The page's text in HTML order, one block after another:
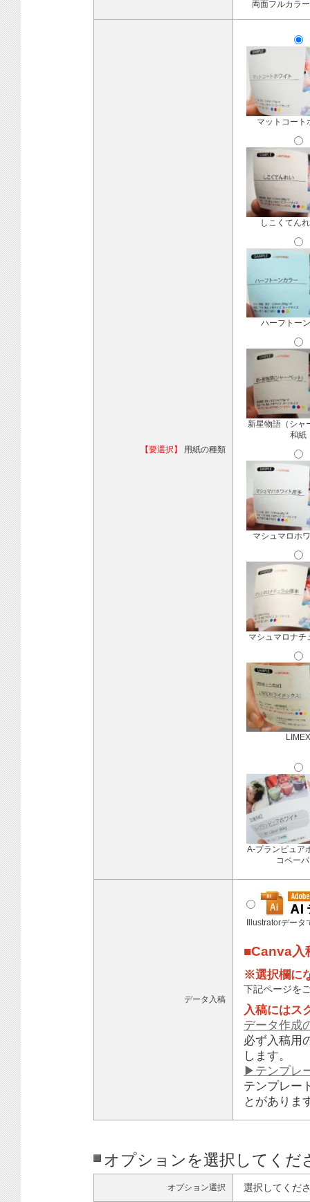
両面フルカラー
【要選択】 用紙の種類
マットコート
しこくてん
ハーフトー
新星物語（シャ
和紙
マシュマロホ
マシュマロナチ
A-プランピュア
コペー
データ入稿
Illustratorデータ
■Canva入
※選択欄に
下記ページを
入稿にはス
データ作成
必ず入稿用
します。
▶テンプレ
テンプレー
とがありま
オプションを選択してくだ
オプション選択 選択してくだ